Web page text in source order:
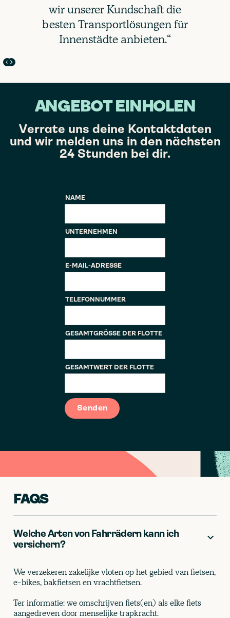
wir unserer Kundschaft die
besten Transportlösungen für
Innenstädte anbieten.“
ANGEBOT EINHOLEN
Verrate uns deine Kontaktdaten
und wir melden uns in den nächsten
24 Stunden bei dir.
NAME
UNTERNEHMEN
E-MAIL-ADRESSE
TELEFONNUMMER
GESAMTGRÖSSE DER FLOTTE
GESAMTWERT DER FLOTTE
FAQS
Welche Arten von Fahrrädern kann ich
versichern?
We verzekeren zakelijke vloten op het gebied van fietsen,
e-bikes, bakfietsen en vrachtfietsen.
Ter informatie: we omschrijven fiets(en) als elke fiets
aangedreven door menselijke trapkracht.